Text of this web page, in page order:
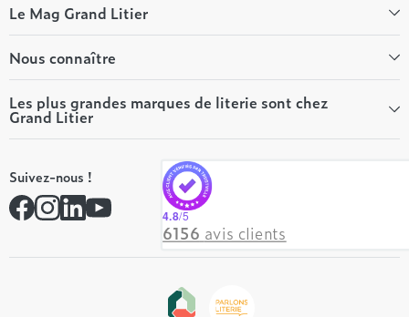
Le Mag Grand Litier
Bien-être
Conseils literie
Tous les articles du Mag
Tous nos guides
Nous connaître
Qui sommes-nous ?
Nos valeurs
Nos engagements
Rejoindre notre réseau
Contactez-nous
Les plus grandes marques de literie sont chez
Grand Litier
André Renault
Simmons
Hôtel & Lodge
Suivez-nous !
4.8/5
6156 avis clients